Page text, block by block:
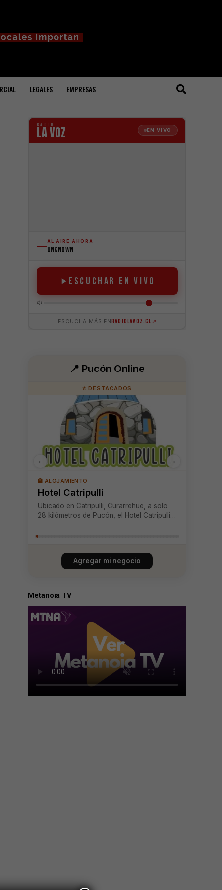
LEGALES EMPRESAS
📍 Pucón Online
⭐ DESTACADOS
🏨 ALOJAMIENTO
Hotel Catripulli
Ubicado en Catripulli, Curarrehue, a solo
28 kilómetros de Pucón, el Hotel Catripulli
entorno natural incomparable. Rodeado
Pucón, así como termas y parques nacio...
‹ ›
Agregar mi negocio
Metanoia TV